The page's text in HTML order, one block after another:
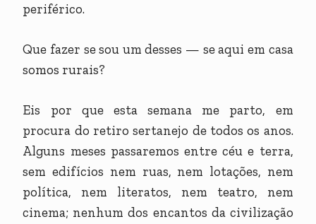
periférico.
Que fazer se sou um desses — se aqui em casa
somos rurais?
Eis por que esta semana me parto, em
procura do retiro sertanejo de todos os anos.
Alguns meses passaremos entre céu e terra,
sem edifícios nem ruas, nem lotações, nem
política, nem literatos, nem teatro, nem
cinema; nenhum dos encantos da civilização